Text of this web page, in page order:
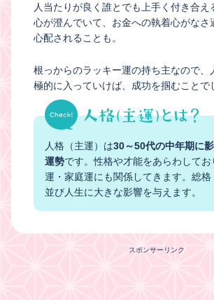
人当たりが良く誰とでも上手く付き合え
心が澄んでいて、お金への執着心がなさ
心配されることも。
根っからのラッキー運の持ち主なので、
極的に入っていけば、成功を掴むことで
人格（主運）は30～50代の中年期に
運勢です。性格や才能をあらわしてお
運・家庭運にも関係してきます。総格
並び人生に大きな影響を与えます。
スポンサーリンク